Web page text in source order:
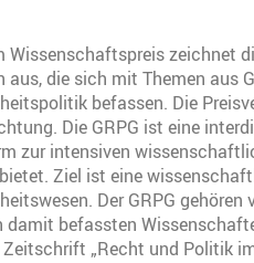
Wissenschaftspreis zeichnet
aus, die sich mit Themen aus
befassen. Die
Die GRPG ist eine
zur intensiven
Ziel ist eine
Der GRPG
damit befassten
„Recht und Politik